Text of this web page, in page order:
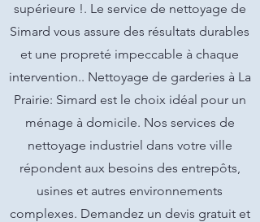
supérieure !. Le service de nettoyage de
Simard vous assure des résultats durables
et une propreté impeccable à chaque
intervention.. Nettoyage de garderies à La
Prairie: Simard est le choix idéal pour un
ménage à domicile. Nos services de
nettoyage industriel dans votre ville
répondent aux besoins des entrepôts,
usines et autres environnements
complexes. Demandez un devis gratuit et